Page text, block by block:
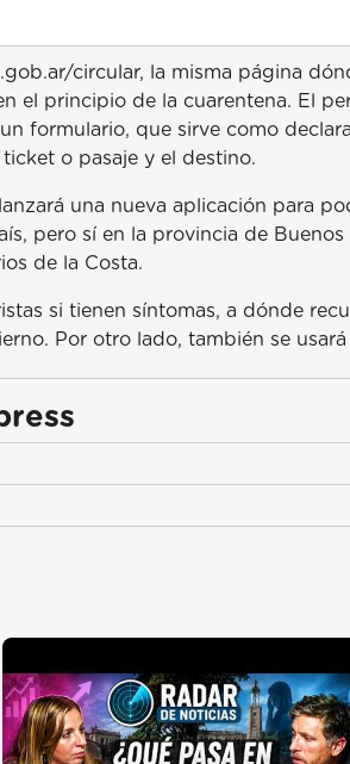
circular, la misma página
el principio de la cuarentena. El
formulario, que sirve como
o pasaje y el destino.
una nueva aplicación para
pero sí en la provincia de
de la Costa.
si tienen síntomas, a dónde
Por otro lado, también se